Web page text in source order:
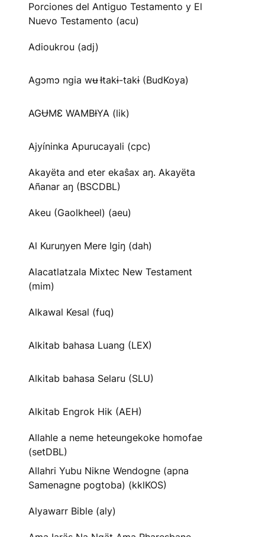
Porciones del Antiguo Testamento y El
Nuevo Testamento (acu)
Adioukrou (adj)
Agɔmɔ ngia wʉ Ɨtakɨ-takɨ (BudKoya)
AGɄMƐ WAMBƗYA (lik)
Ajyíninka Apurucayali (cpc)
Akayëta and eter ekaŝax aŋ. Akayëta
Añanar aŋ (BSCDBL)
Akeu (Gaolkheel) (aeu)
Al Kuruŋyen Mere Igiŋ (dah)
Alacatlatzala Mixtec New Testament
(mim)
Alkawal Kesal (fuq)
Alkitab bahasa Luang (LEX)
Alkitab bahasa Selaru (SLU)
Alkitab Engrok Hik (AEH)
Allahle a neme heteungekoke homofae
(setDBL)
Allahri Yubu Nikne Wendogne (apna
Samenagne pogtoba) (kklKOS)
Alyawarr Bible (aly)